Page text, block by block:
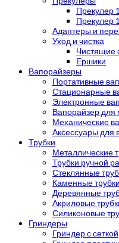
Прекулер
Прекулер
Адаптеры и
Уход и чистка
Чистящие
Ершики
Вапорайзеры
Портативные
Стационарные
Электронные
Вапорайзер для
Механические
Аксессуары для
Трубки
Металлические
Трубки ручной
Стеклянные
Каменные трубки
Деревянные
Акриловые
Силиконовые
Гриндеры
Гриндер с сеткой